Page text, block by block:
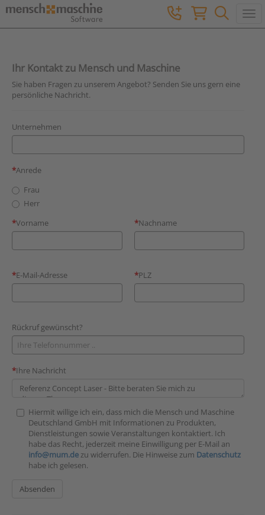
Ihr Kontakt zu Mensch und Maschine
Sie haben Fragen zu unserem Angebot? Senden Sie uns gern eine
persönliche Nachricht.
Unternehmen
Anrede
Frau
Herr
Vorname
Nachname
E-Mail-Adresse PLZ
Rückruf gewünscht?
Ihre Nachricht
Hiermit willige ich ein, dass mich die Mensch und Maschine
Deutschland GmbH mit Informationen zu Produkten,
Dienstleistungen sowie Veranstaltungen kontaktiert. Ich
habe das Recht, jederzeit meine Einwilligung per E-Mail an
info@mum.dezu widerrufen. Die Hinweise zum Datenschutz
habe ich gelesen.